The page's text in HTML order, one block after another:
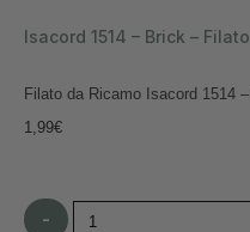
Isacord 1514 – Brick –
Filato da Ricamo Isacord 1514
1,99€
-